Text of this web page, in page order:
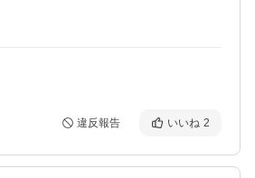
違反報告 いいね 2